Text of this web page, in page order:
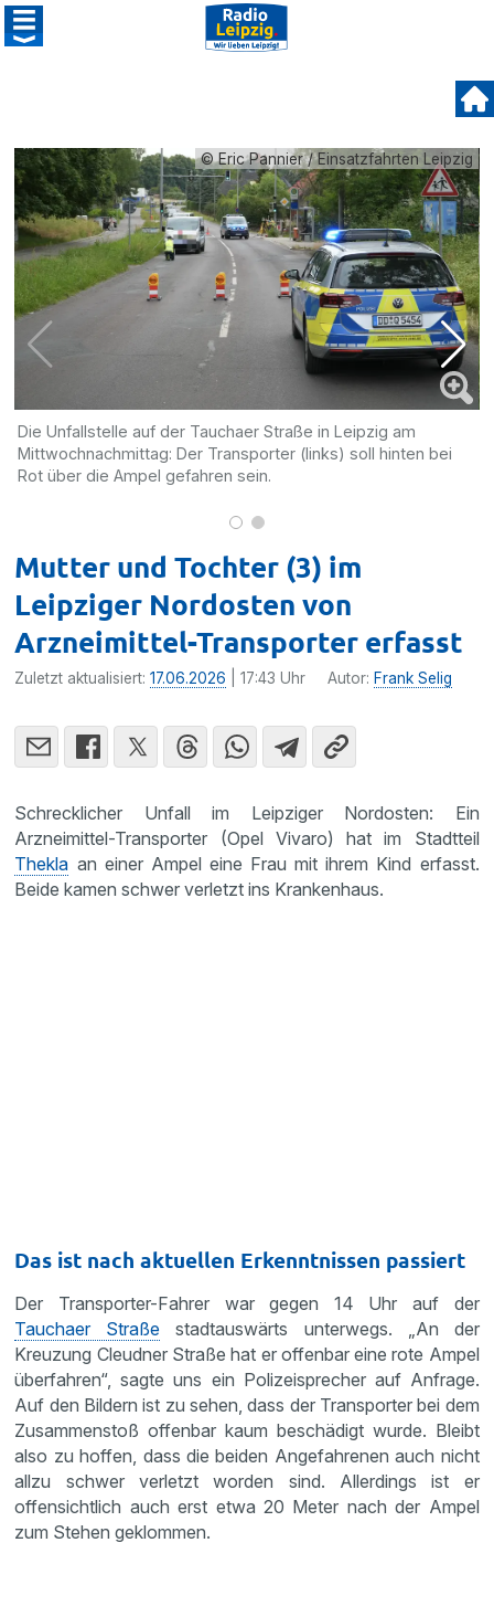
© Eric Pannier / Einsatzfahrten Leipzig
Die Unfallstelle auf der Tauchaer Straße in Leipzig am
Mittwochnachmittag: Der Transporter (links) soll hinten bei
Rot über die Ampel gefahren sein.
Mutter und Tochter (3) im
Leipziger Nordosten von
Arzneimittel-Transporter erfasst
Zuletzt aktualisiert:17.06.2026 | 17:43 Uhr Autor: Frank Selig
Schrecklicher Unfall im Leipziger Nordosten: Ein
Arzneimittel-Transporter (Opel Vivaro) hat im Stadtteil
Thekla an einer Ampel eine Frau mit ihrem Kind erfasst.
Beide kamen schwer verletzt ins Krankenhaus.
Das ist nach aktuellen Erkenntnissen passiert
Der Transporter-Fahrer war gegen 14 Uhr auf der
Tauchaer Straße stadtauswärts unterwegs. „An der
Kreuzung Cleudner Straße hat er offenbar eine rote Ampel
überfahren“, sagte uns ein Polizeisprecher auf Anfrage.
Auf den Bildern ist zu sehen, dass der Transporter bei dem
Zusammenstoß offenbar kaum beschädigt wurde. Bleibt
also zu hoffen, dass die beiden Angefahrenen auch nicht
allzu schwer verletzt worden sind. Allerdings ist er
offensichtlich auch erst etwa 20 Meter nach der Ampel
zum Stehen geklommen.